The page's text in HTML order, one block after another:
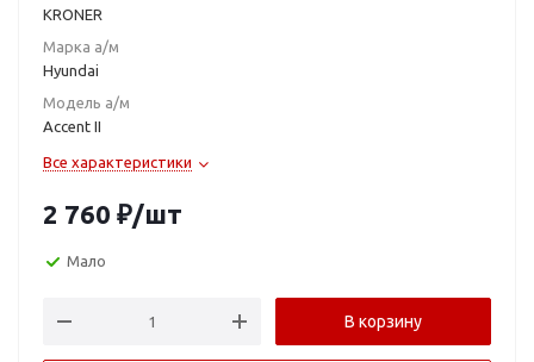
KRONER
Марка а/м
Hyundai
Модель а/м
Accent II
Все характеристики
2 760 ₽/шт
Мало
В корзину